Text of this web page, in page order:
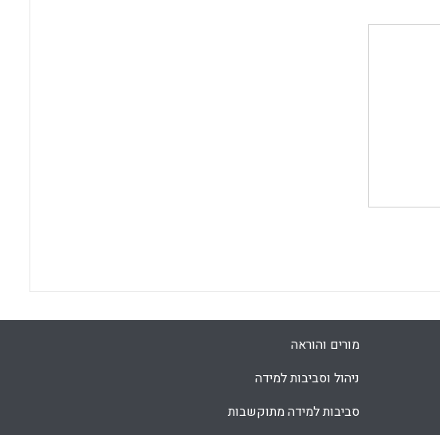
מורים והוראה
ניהול וסביבות למידה
סביבות למידה מתוקשבות